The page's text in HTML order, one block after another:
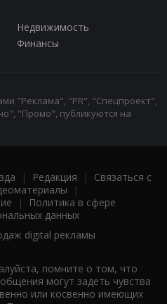
Недвижимость
Финансы
"Реклама", "PR", "Спецпроект",
"Промо", публикуются на
| Редакция | Связаться с
|
|
Политика в сфере
данных
digital рекламы
помните о том, что
могут задеть чувства
или косвенно имеющих